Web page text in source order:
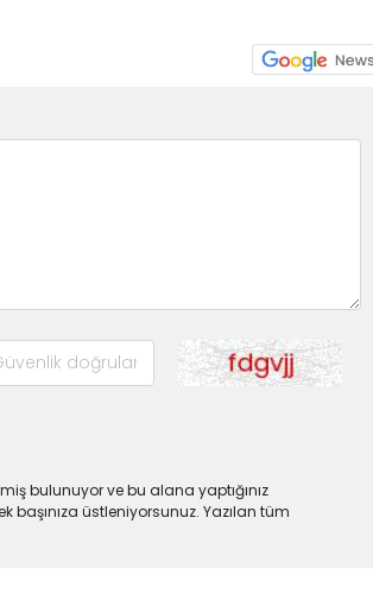
bulunuyor ve bu alana yaptığınız
üstleniyorsunuz. Yazılan tüm